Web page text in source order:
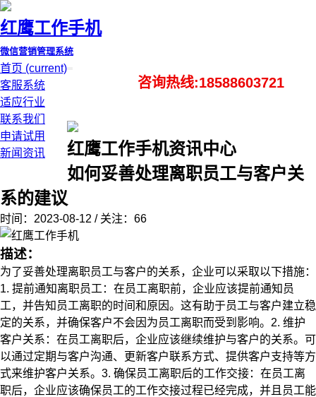
红鹰工作手机
微信营销管理系统
首页 (current)
客服系统
适应行业
联系我们
申请试用
新闻资讯
咨询热线:18588603721
红鹰工作手机资讯中心
如何妥善处理离职员工与客户关
系的建议
时间：2023-08-12 / 关注：66
描述：
为了妥善处理离职员工与客户的关系，企业可以采取以下措施：
1. 提前通知离职员工：在员工离职前，企业应该提前通知员
工，并告知员工离职的时间和原因。这有助于员工与客户建立稳
定的关系，并确保客户不会因为员工离职而受到影响。2. 维护
客户关系：在员工离职后，企业应该继续维护与客户的关系。可
以通过定期与客户沟通、更新客户联系方式、提供客户支持等方
式来维护客户关系。3. 确保员工离职后的工作交接：在员工离
职后，企业应该确保员工的工作交接过程已经完成，并且员工能